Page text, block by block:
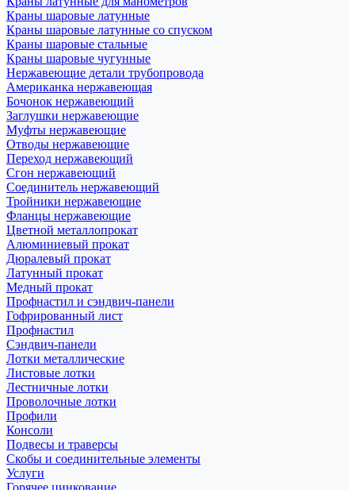
Краны шаровые латунные
Краны шаровые латунные со спуском
Краны шаровые стальные
Краны шаровые чугунные
Нержавеющие детали трубопровода
Американка нержавеющая
Бочонок нержавеющий
Заглушки нержавеющие
Муфты нержавеющие
Отводы нержавеющие
Переход нержавеющий
Сгон нержавеющий
Соединитель нержавеющий
Тройники нержавеющие
Фланцы нержавеющие
Цветной металлопрокат
Алюминиевый прокат
Дюралевый прокат
Латунный прокат
Медный прокат
Профнастил и сэндвич-панели
Гофрированный лист
Профнастил
Сэндвич-панели
Лотки металлические
Листовые лотки
Лестничные лотки
Проволочные лотки
Профили
Консоли
Подвесы и траверсы
Скобы и соединительные элементы
Услуги
Горячее цинкование